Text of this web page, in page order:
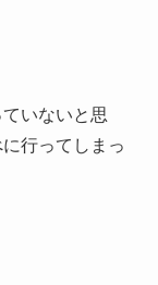
いないと思
行ってしまっ